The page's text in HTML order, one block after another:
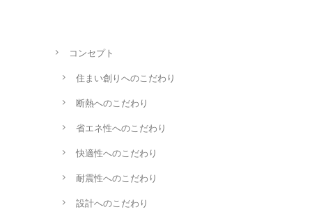
コンセプト
住まい創りへのこだわり
断熱へのこだわり
省エネ性へのこだわり
快適性へのこだわり
耐震性へのこだわり
設計へのこだわり